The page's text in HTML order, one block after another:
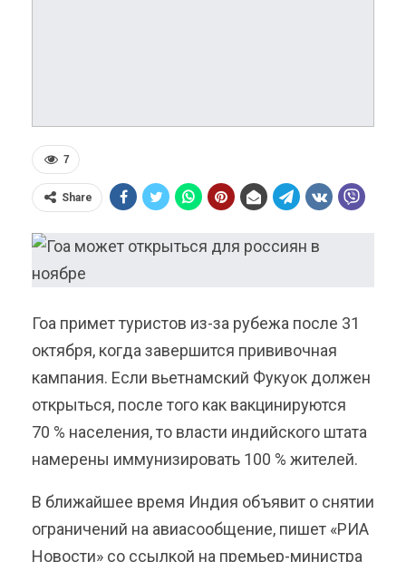
7
Share
Гоа примет туристов из-за рубежа после 31
октября, когда завершится прививочная
кампания. Если вьетнамский Фукуок должен
открыться, после того как вакцинируются
70 % населения, то власти индийского штата
намерены иммунизировать 100 % жителей.
В ближайшее время Индия объявит о снятии
ограничений на авиасообщение, пишет «РИА
Новости» со ссылкой на премьер-министра